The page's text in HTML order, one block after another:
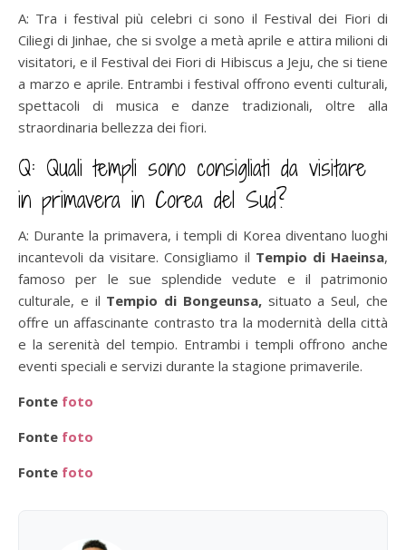
A: Tra i festival più celebri ci sono il Festival dei Fiori di
Ciliegi di Jinhae, che si svolge a metà aprile e attira milioni di
visitatori, e il Festival dei Fiori di Hibiscus a Jeju, che si tiene
a marzo e aprile. Entrambi i festival offrono eventi culturali,
spettacoli di musica e danze tradizionali, oltre alla
straordinaria bellezza dei fiori.
Q: Quali templi sono consigliati da visitare
in primavera in Corea del Sud?
A: Durante la primavera, i templi di Korea diventano luoghi
incantevoli da visitare. Consigliamo il Tempio di Haeinsa,
famoso per le sue splendide vedute e il patrimonio
culturale, e il Tempio di Bongeunsa,situato a Seul, che
offre un affascinante contrasto tra la modernità della città
e la serenità del tempio. Entrambi i templi offrono anche
eventi speciali e servizi durante la stagione primaverile.
Fonte foto
Fonte foto
Fonte foto